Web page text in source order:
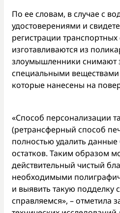
По ее словам, в случае с
удостоверениями и
регистрации
изготавливаются из
злоумышленники снимают
специальными
которые нанесены на
«Способ персонализации
(ретрансферный способ
полностью удалить данные
остатков. Таким образом
действительный чистый
необходимыми
и выявить такую подделку
справляемся», – отметила